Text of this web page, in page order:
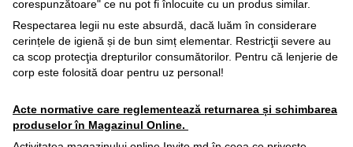
corespunzătoare" ce nu pot fi înlocuite cu un produs similar.
Respectarea legii nu este absurdă, dacă luăm în considerare
cerințele de igienă și de bun simț elementar. Restricţii severe au
ca scop protecţia drepturilor consumătorilor. Pentru că lenjerie de
corp este folosită doar pentru uz personal!
Acte normative care reglementează returnarea și schimbarea
produselor în Magazinul Online.